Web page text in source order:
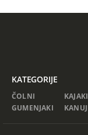
KATEGORIJE
ČOLNI
GUMENJAKI